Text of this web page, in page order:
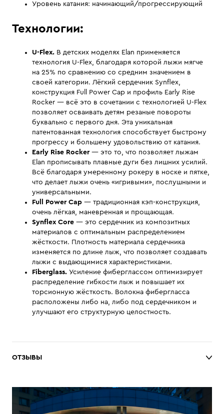
Уровень катания: начинающий/прогрессирующий
Технологии:
U-Flex. В детских моделях Elan применяется
технология U-Flex, благодаря которой лыжи мягче
на 25% по сравнению со средним значением в
своей категории. Лёгкий сердечник Synflex,
конструкция Full Power Cap и профиль Early Rise
Rocker — всё это в сочетании с технологией U-Flex
позволяет осваивать детям резаные повороты
буквально с первого дня. Эта уникальная
патентованная технология способствует быстрому
прогрессу и большему удовольствию от катания.
Early Rise Rocker— это то, что позволяет лыжам
Elan прописывать плавные дуги без лишних усилий.
Всё благодаря умеренному рокеру в носке и пятке,
что делает лыжи очень «игривыми», послушными и
универсальными.
Full Power Cap — традиционная кэп-конструкция,
очень лёгкая, маневренная и прощающая.
Synﬂex Core — это сердечник из композитных
материалов с оптимальным распределением
жёсткости. Плотность материала сердечника
изменяется по длине лыж, что позволяет создавать
лыжи с выдающимися характеристиками.
Fiberglass. Усиление фиберглассом оптимизирует
распределение гибкости лыж и повышает их
торсионную жёсткость. Волокна фибергласса
расположены либо на, либо под сердечником и
улучшают его структурную целостность.
ОТЗЫВЫ